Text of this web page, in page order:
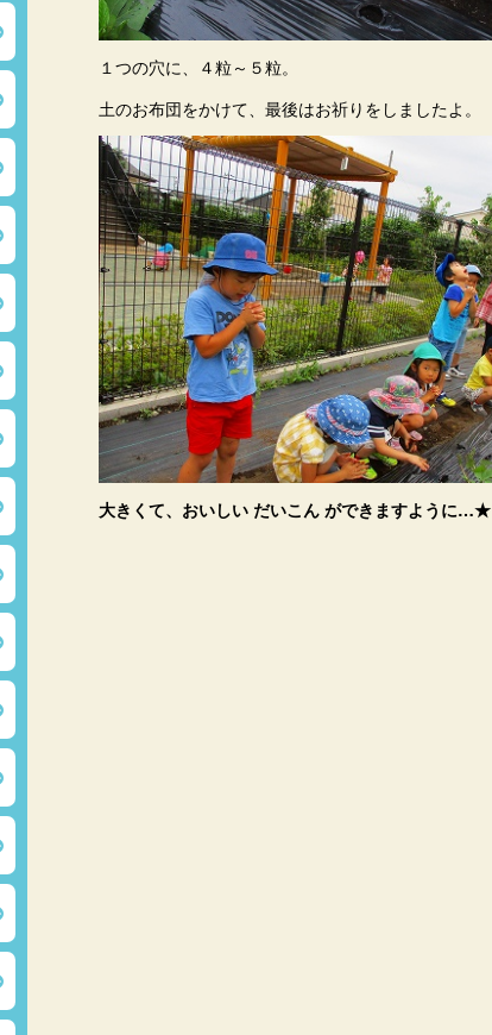
１つの穴に、４粒～５粒。
土のお布団をかけて、最後はお祈りをしましたよ。
大きくて、おいしい だいこん ができますように…★